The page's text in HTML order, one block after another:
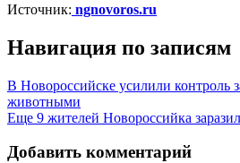
Источник: ngnovoros.ru
Навигация по записям
В Новороссийске усилили контроль
животными
Еще 9 жителей Новороссийка
Добавить комментарий